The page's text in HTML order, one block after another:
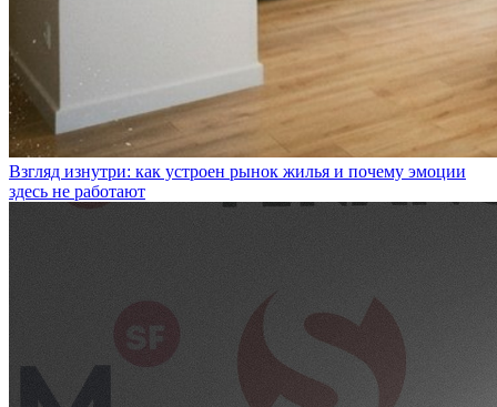
Взгляд изнутри: как устроен рынок жилья и почему эмоции
здесь не работают